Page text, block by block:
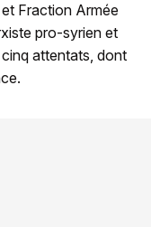
Fraction Armée
pro-syrien et
attentats, dont